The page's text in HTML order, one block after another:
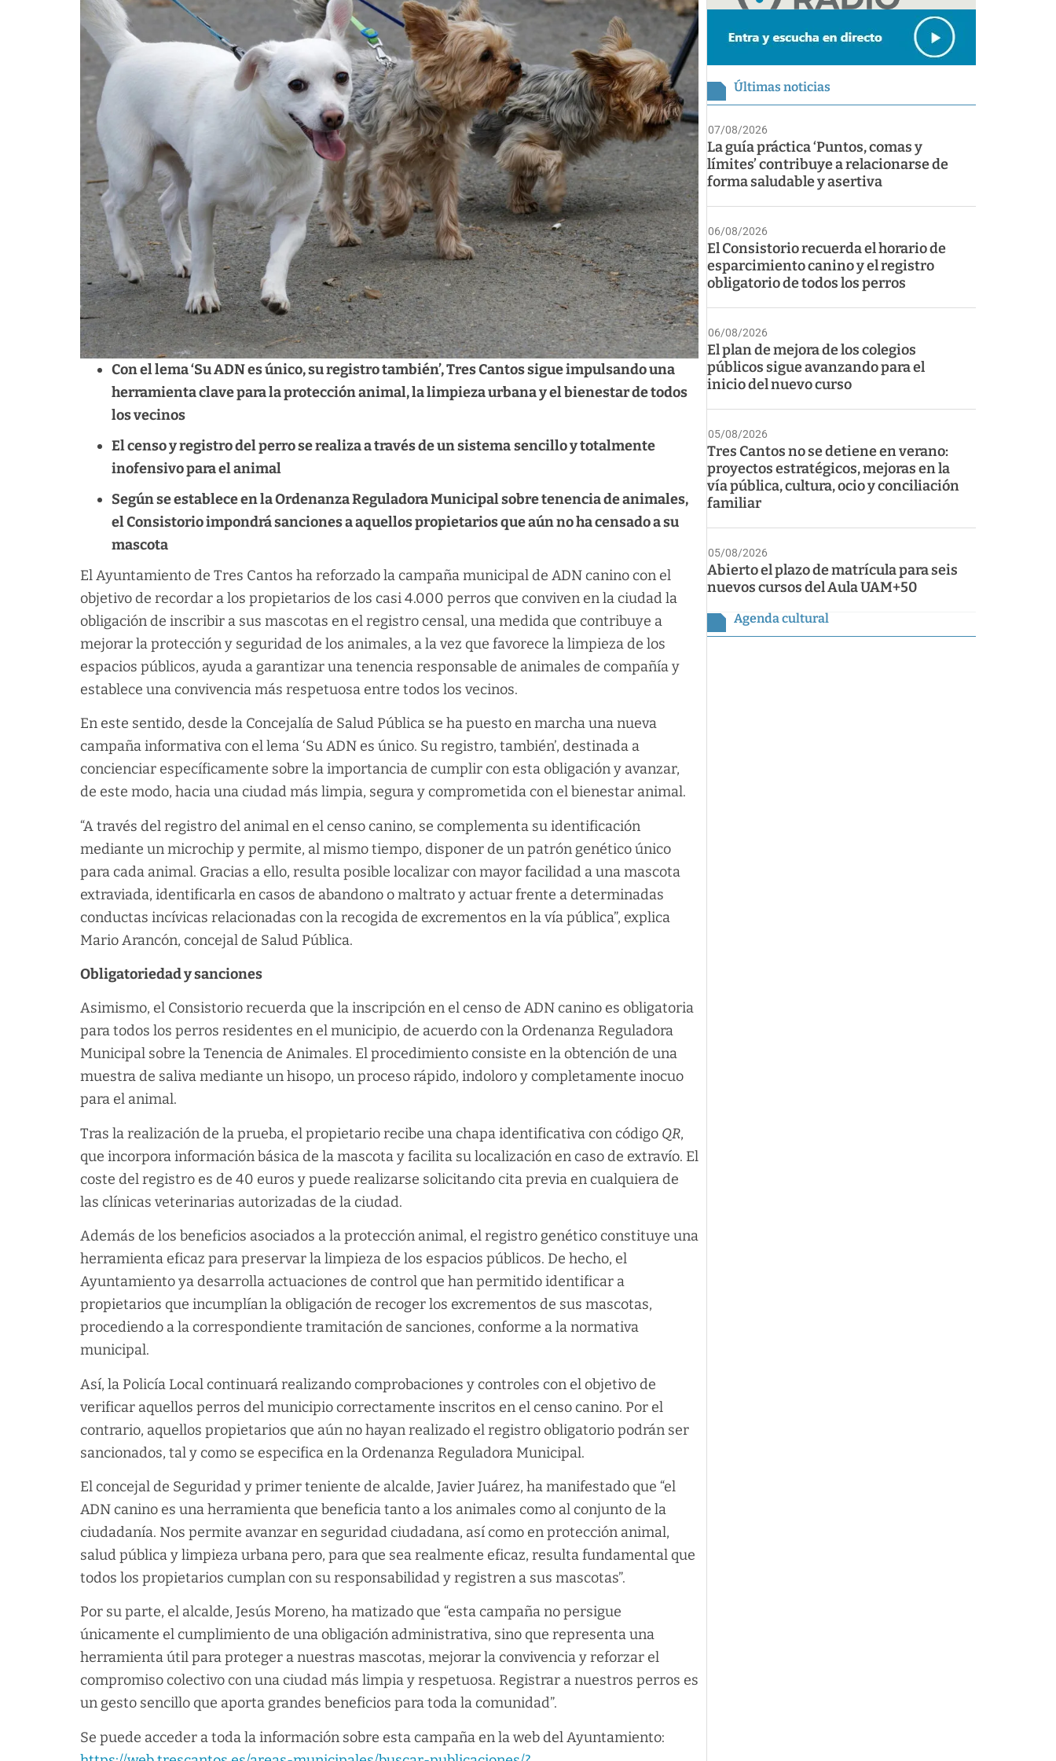
Con el lema ‘Su ADN es único, su registro también’, Tres Cantos sigue impulsando una
herramienta clave para la protección animal, la limpieza urbana y el bienestar de todos
los vecinos
El censo y registro del perro se realiza a través de un sistemasencillo y totalmente
inofensivo para el animal
Según se establece en la Ordenanza Reguladora Municipal sobre tenencia de animales,
el Consistorio impondrá sanciones a aquellos propietarios que aún no ha censado a su
mascota
El Ayuntamiento de Tres Cantos ha reforzado la campaña municipal de ADN canino con el
objetivo de recordar a los propietarios de los casi 4.000 perros que conviven en la ciudad la
obligación de inscribir a sus mascotas en el registro censal, una medida que contribuye a
mejorar la protección y seguridad de los animales, a la vez que favorece la limpieza de los
espacios públicos, ayuda a garantizar una tenencia responsable de animales de compañía y
establece una convivencia más respetuosa entre todos los vecinos.
En este sentido, desde la Concejalía de Salud Pública se ha puesto en marcha una nueva
campaña informativa con el lema ‘Su ADN es único. Su registro, también’, destinada a
concienciar específicamente sobre la importancia de cumplir con esta obligación y avanzar,
de este modo, hacia una ciudad más limpia, segura y comprometida con el bienestar animal.
“A través del registro del animal en el censo canino, se complementa su identificación
mediante un microchip y permite, al mismo tiempo, disponer de un patrón genético único
para cada animal. Gracias a ello, resulta posible localizar con mayor facilidad a una mascota
extraviada, identificarla en casos de abandono o maltrato y actuar frente a determinadas
conductas incívicas relacionadas con la recogida de excrementos en la vía pública”, explica
Mario Arancón, concejal de Salud Pública.
Obligatoriedad y sanciones
Asimismo, el Consistorio recuerda que la inscripción en el censo de ADN canino es obligatoria
para todos los perros residentes en el municipio, de acuerdo con la Ordenanza Reguladora
Municipal sobre la Tenencia de Animales. El procedimiento consiste en la obtención de una
muestra de saliva mediante un hisopo, un proceso rápido, indoloro y completamente inocuo
para el animal.
Tras la realización de la prueba, el propietario recibe una chapa identificativa con código QR,
que incorpora información básica de la mascota y facilita su localización en caso de extravío. El
coste del registro es de 40 euros y puede realizarse solicitando cita previa en cualquiera de
las clínicas veterinarias autorizadas de la ciudad.
Además de los beneficios asociados a la protección animal, el registro genético constituye una
herramienta eficaz para preservar la limpieza de los espacios públicos. De hecho, el
Ayuntamiento ya desarrolla actuaciones de control que han permitido identificar a
propietarios que incumplían la obligación de recoger los excrementos de sus mascotas,
procediendo a la correspondiente tramitación de sanciones, conforme a la normativa
municipal.
Así, la Policía Local continuará realizando comprobaciones y controles con el objetivo de
verificar aquellos perros del municipio correctamente inscritos en el censo canino. Por el
contrario, aquellos propietarios que aún no hayan realizado el registro obligatorio podrán ser
sancionados, tal y como se especifica en la Ordenanza Reguladora Municipal.
El concejal de Seguridad y primer teniente de alcalde, Javier Juárez, ha manifestado que “el
ADN canino es una herramienta que beneficia tanto a los animales como al conjunto de la
ciudadanía. Nos permite avanzar en seguridad ciudadana, así como en protección animal,
salud pública y limpieza urbana pero, para que sea realmente eficaz, resulta fundamental que
todos los propietarios cumplan con su responsabilidad y registren a sus mascotas”.
Por su parte, el alcalde, Jesús Moreno, ha matizado que “esta campaña no persigue
únicamente el cumplimiento de una obligación administrativa, sino que representa una
herramienta útil para proteger a nuestras mascotas, mejorar la convivencia y reforzar el
compromiso colectivo con una ciudad más limpia y respetuosa. Registrar a nuestros perros es
un gesto sencillo que aporta grandes beneficios para toda la comunidad”.
Se puede acceder a toda la información sobre esta campaña en la web del Ayuntamiento:
Últimas noticias
07/08/2026
La guía práctica ‘Puntos, comas y
límites’ contribuye a relacionarse de
forma saludable y asertiva
06/08/2026
El Consistorio recuerda el horario de
esparcimiento canino y el registro
obligatorio de todos los perros
06/08/2026
El plan de mejora de los colegios
públicos sigue avanzando para el
inicio del nuevo curso
05/08/2026
Tres Cantos no se detiene en verano:
proyectos estratégicos, mejoras en la
vía pública, cultura, ocio y conciliación
familiar
05/08/2026
Abierto el plazo de matrícula para seis
nuevos cursos del Aula UAM+50
Agenda cultural